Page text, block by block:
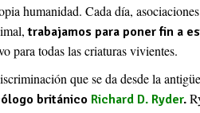
humanidad. Cada día,
trabajamos para poner fin a
para todas las criaturas vivientes.
que se da desde la
británico Richard D. Ryder.